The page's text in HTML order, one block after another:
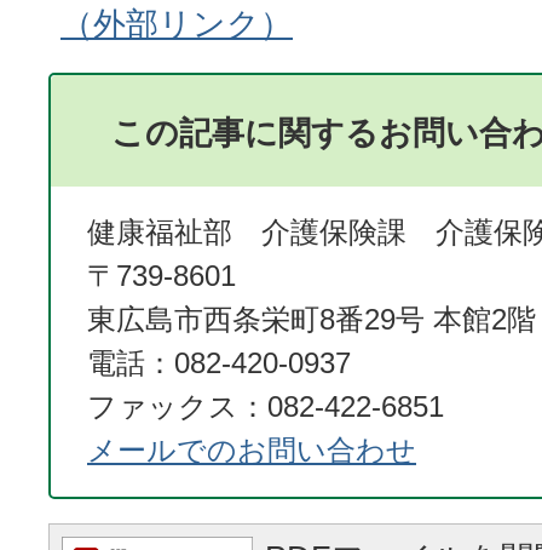
この記事に関するお問い合
健康福祉部 介護保険課 介護保
〒739-8601
東広島市西条栄町8番29号 本館2階
電話：082-420-0937
ファックス：082-422-6851
メールでのお問い合わせ